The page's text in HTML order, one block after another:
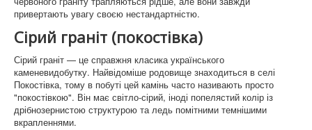
Що таке граніт?
Граніти України
Історія Коростишева
Faq памятники і граніт
привертають увагу своєю нестандартністю.
Сірий граніт (покостівка)
Сірий граніт — це справжня класика українського
каменевидобутку. Найвідоміше родовище знаходиться в селі
Покостівка, тому в побуті цей камінь часто називають просто
"покостівкою". Він має світло-сірий, іноді попелястий колір із
дрібнозернистою структурою та ледь помітними темнішими
вкрапленнями.